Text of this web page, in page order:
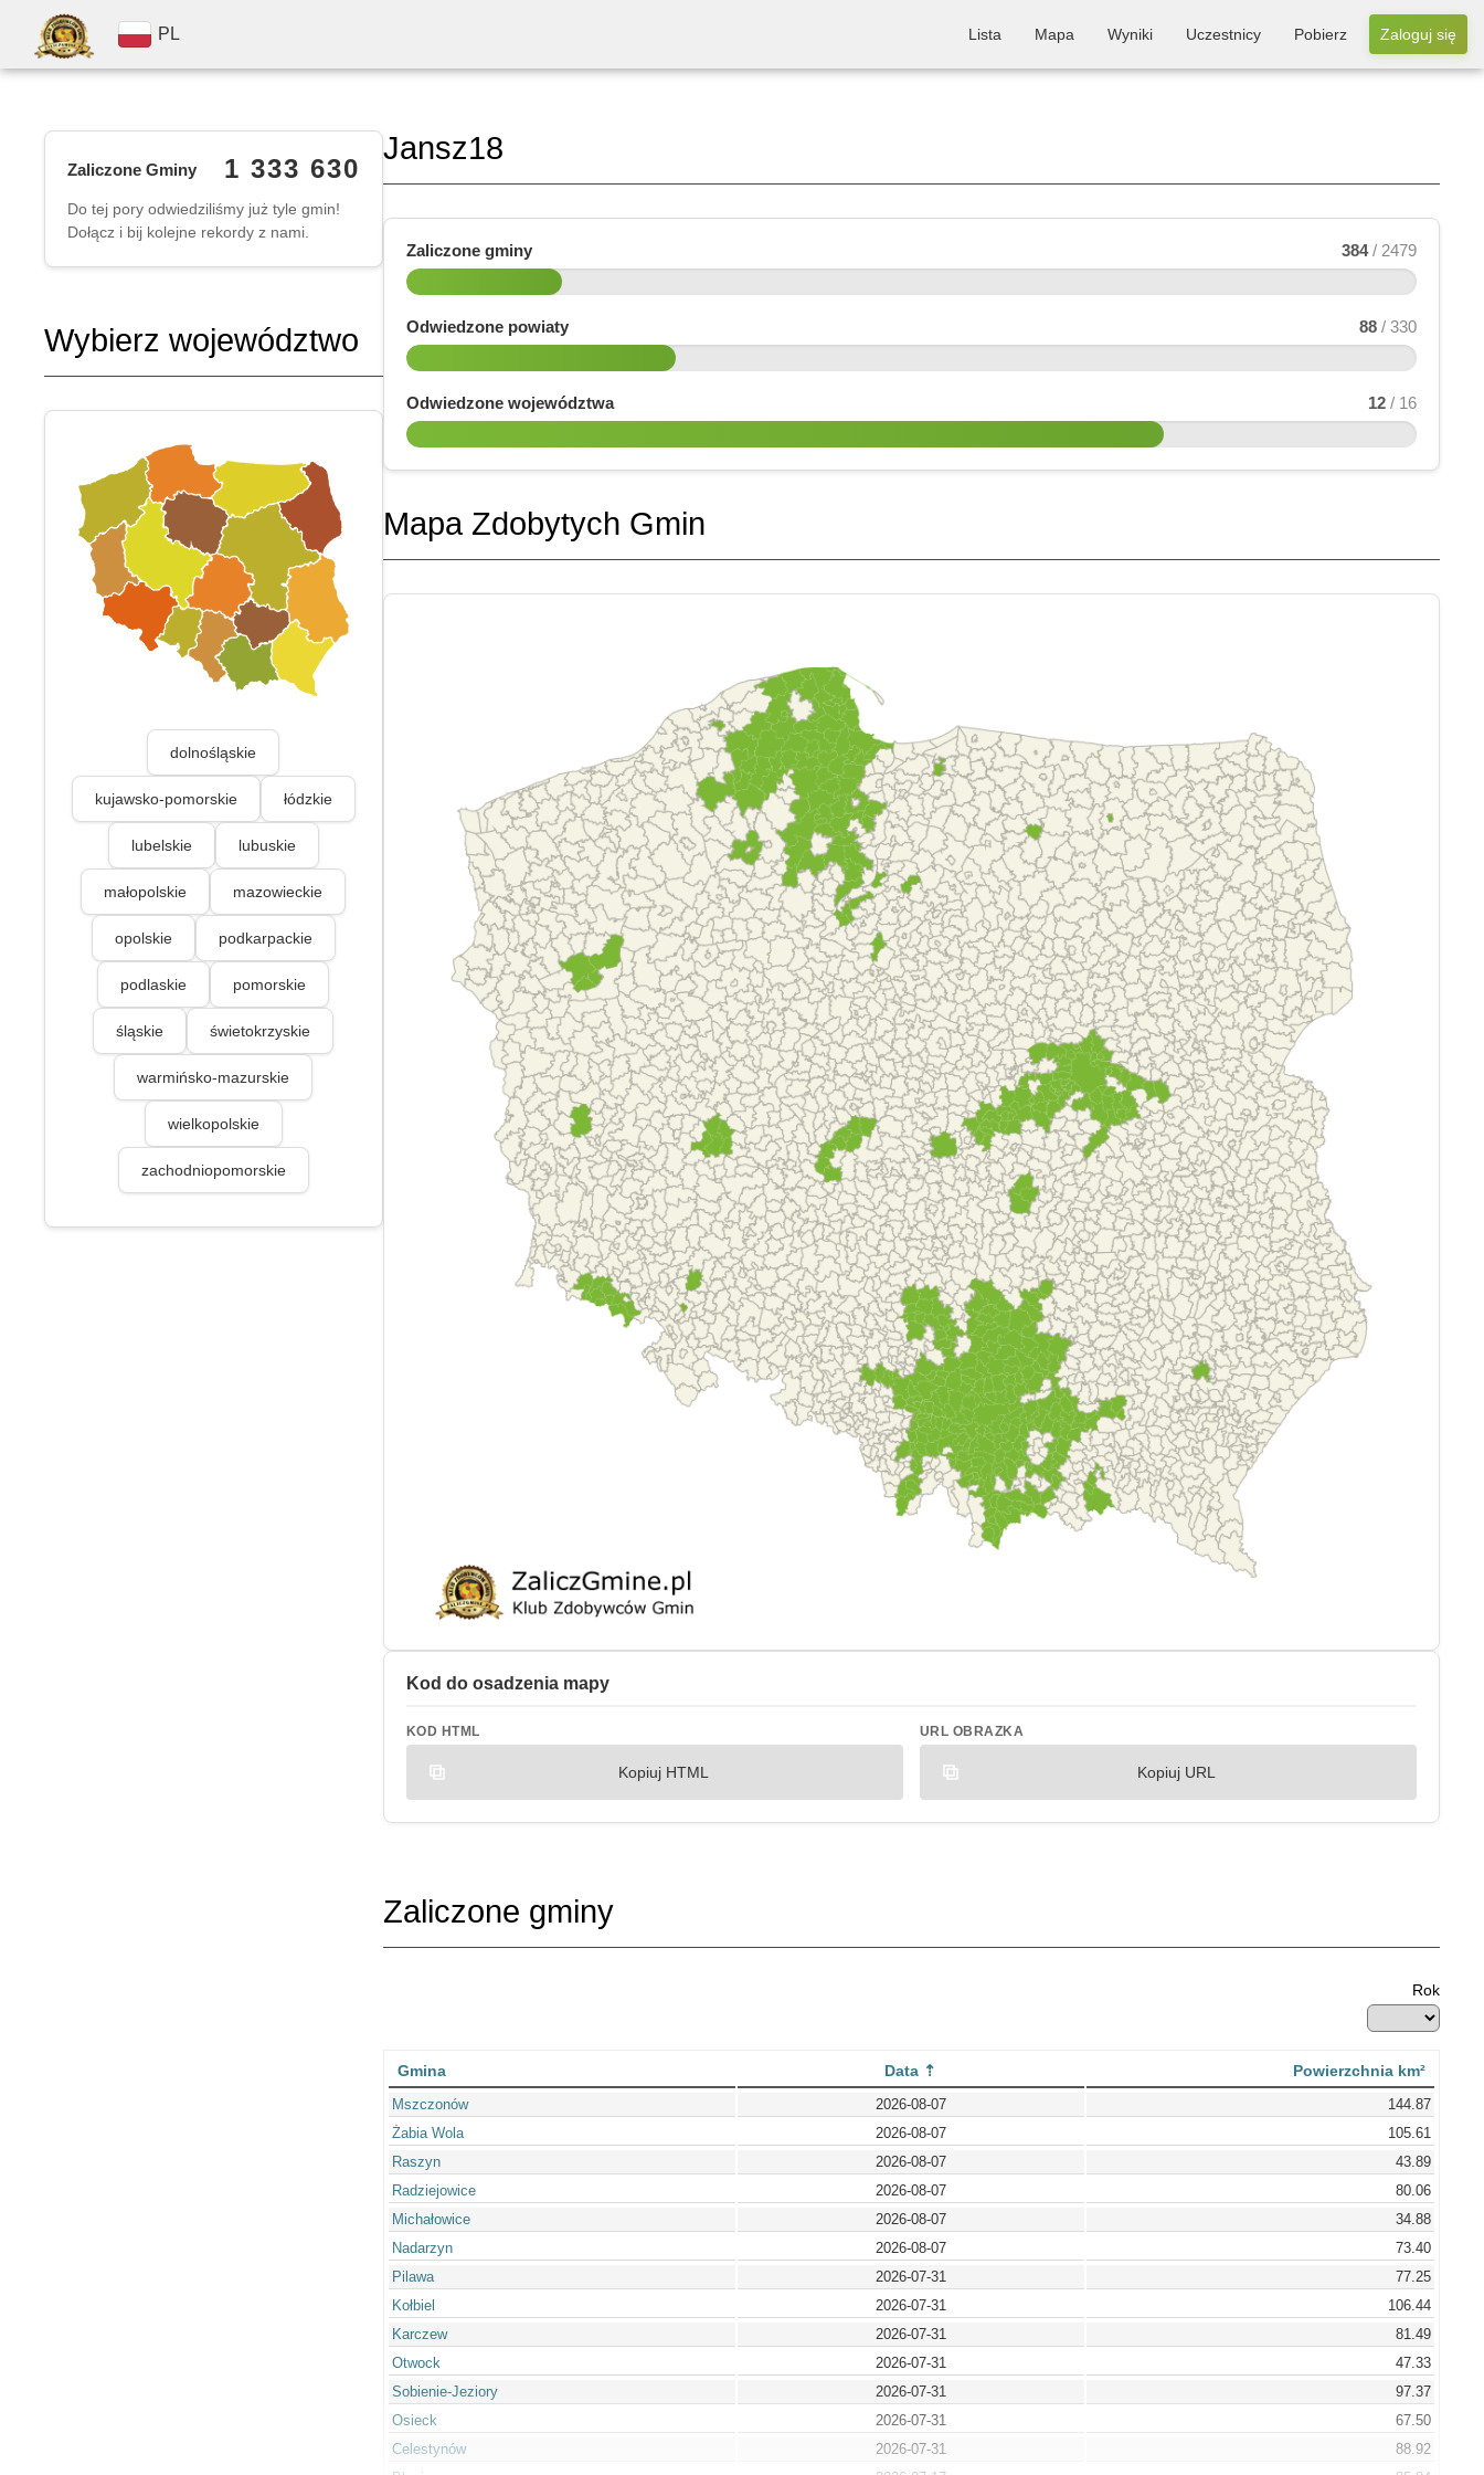
PL Lista Mapa Wyniki Uczestnicy Pobierz Zaloguj się
Zaliczone Gminy 1 333 630
Do tej pory odwiedziliśmy już tyle gmin!
Dołącz i bij kolejne rekordy z nami.
Wybierz województwo
dolnośląskie
kujawsko-pomorskie łódzkie
lubelskie lubuskie
małopolskie mazowieckie
opolskie podkarpackie
podlaskie pomorskie
śląskie świetokrzyskie
warmińsko-mazurskie
wielkopolskie
zachodniopomorskie
Jansz18
Zaliczone gminy 384 / 2479
Odwiedzone powiaty 88 / 330
Odwiedzone województwa 12 / 16
Mapa Zdobytych Gmin
Kod do osadzenia mapy
KOD HTML
Kopiuj HTML
URL OBRAZKA
Kopiuj URL
Zaliczone gminy
Rok
Gmina Data Powierzchnia km²
Mszczonów 2026-08-07
144.87
Żabia Wola
2026-08-07
105.61
Raszyn
2026-08-07
43.89
Radziejowice
2026-08-07
80.06
Michałowice
2026-08-07
34.88
Nadarzyn
2026-08-07
73.40
Pilawa
2026-07-31
77.25
Kołbiel
2026-07-31
106.44
Karczew
2026-07-31
81.49
Otwock
2026-07-31
47.33
Sobienie-Jeziory
2026-07-31
97.37
Osieck
2026-07-31
67.50
Celestynów
2026-07-31
88.92